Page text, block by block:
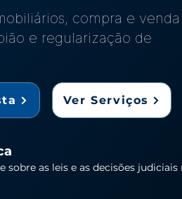
compra e
e regularização de
Ver Serviços
sobre as leis e as decisões judiciais